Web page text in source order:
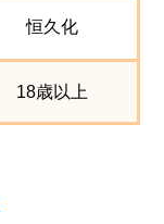
恒久化
18歳以上